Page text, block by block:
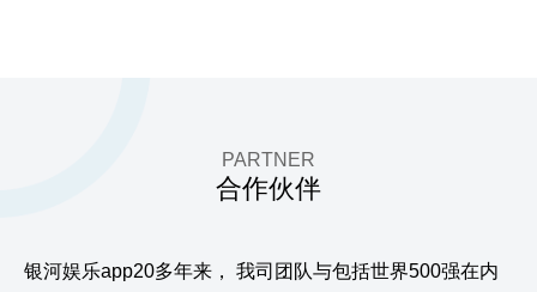
PARTNER
合作伙伴
银河娱乐app20多年来，
我司团队与包括世界500强在内